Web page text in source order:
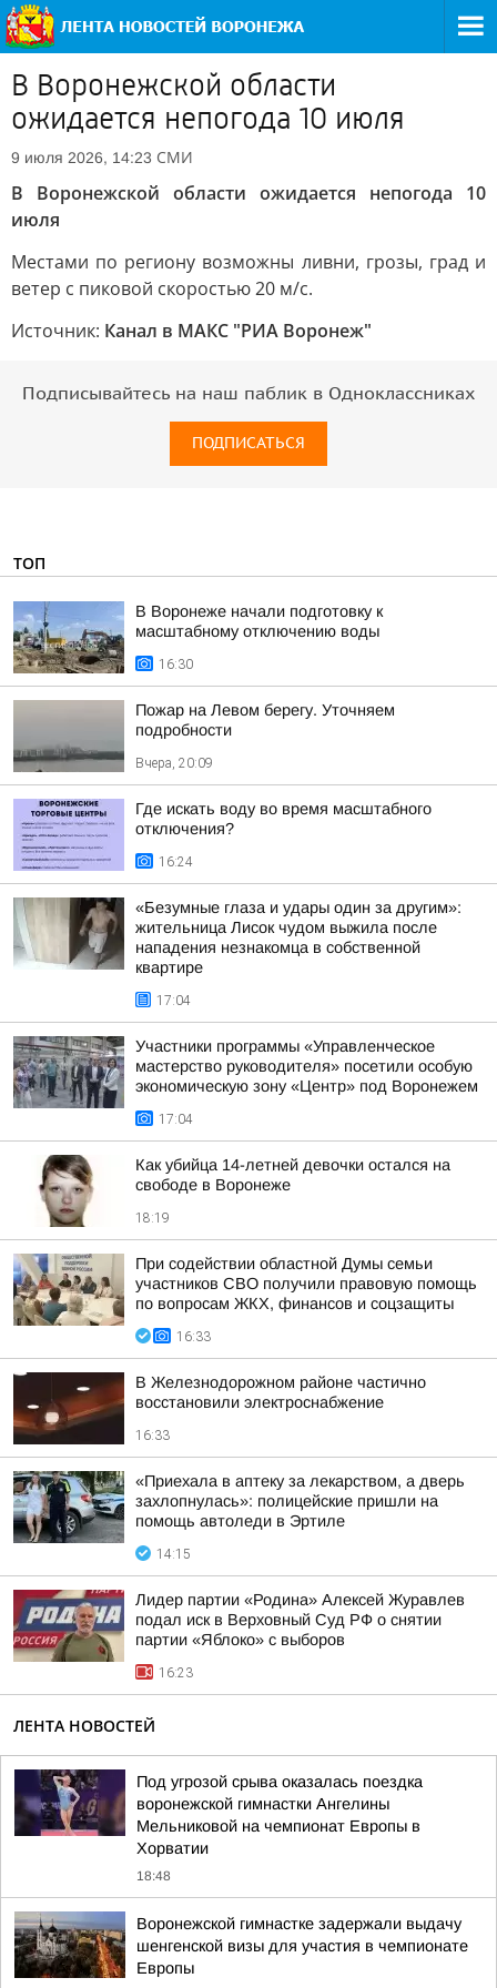
В Воронежской области
ожидается непогода 10 июля
9 июля 2026, 14:23 СМИ
В Воронежской области ожидается непогода 10
июля
Местами по региону возможны ливни, грозы, град и
ветер с пиковой скоростью 20 м/с.
Источник: Канал в МАКС "РИА Воронеж"
Подписывайтесь на наш паблик в Одноклассниках
ПОДПИСАТЬСЯ
ТОП
В Воронеже начали подготовку к
масштабному отключению воды
16:30
Пожар на Левом берегу. Уточняем
подробности
Вчера, 20:09
Где искать воду во время масштабного
отключения?
16:24
«Безумные глаза и удары один за другим»:
жительница Лисок чудом выжила после
нападения незнакомца в собственной
квартире
17:04
Участники программы «Управленческое
мастерство руководителя» посетили особую
экономическую зону «Центр» под Воронежем
17:04
Как убийца 14-летней девочки остался на
свободе в Воронеже
18:19
При содействии областной Думы семьи
участников СВО получили правовую помощь
по вопросам ЖКХ, финансов и соцзащиты
16:33
В Железнодорожном районе частично
восстановили электроснабжение
16:33
«Приехала в аптеку за лекарством, а дверь
захлопнулась»: полицейские пришли на
помощь автоледи в Эртиле
14:15
Лидер партии «Родина» Алексей Журавлев
подал иск в Верховный Суд РФ о снятии
партии «Яблоко» с выборов
16:23
ЛЕНТА НОВОСТЕЙ
Под угрозой срыва оказалась поездка
воронежской гимнастки Ангелины
Мельниковой на чемпионат Европы в
Хорватии
18:48
Воронежской гимнастке задержали выдачу
шенгенской визы для участия в чемпионате
Европы